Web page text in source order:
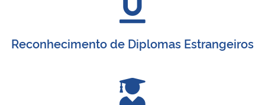
Reconhecimento de Diplomas Estrangeiros